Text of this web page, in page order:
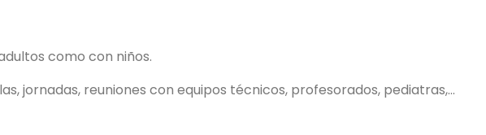
como con niños.
jornadas, reuniones con equipos técnicos, profesorados, pediatras,...